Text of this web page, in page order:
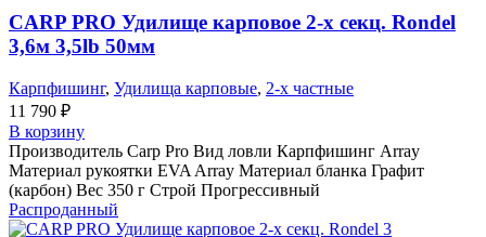
CARP PRO Удилище карповое 2-х секц. Rondel
3,6м 3,5lb 50мм
Карпфишинг, Удилища карповые, 2-х частные
11 790 ₽
В корзину
Производитель Carp Pro Вид ловли Карпфишинг Array
Материал рукоятки EVA Array Материал бланка Графит
(карбон) Вес 350 г Строй Прогрессивный
Распроданный